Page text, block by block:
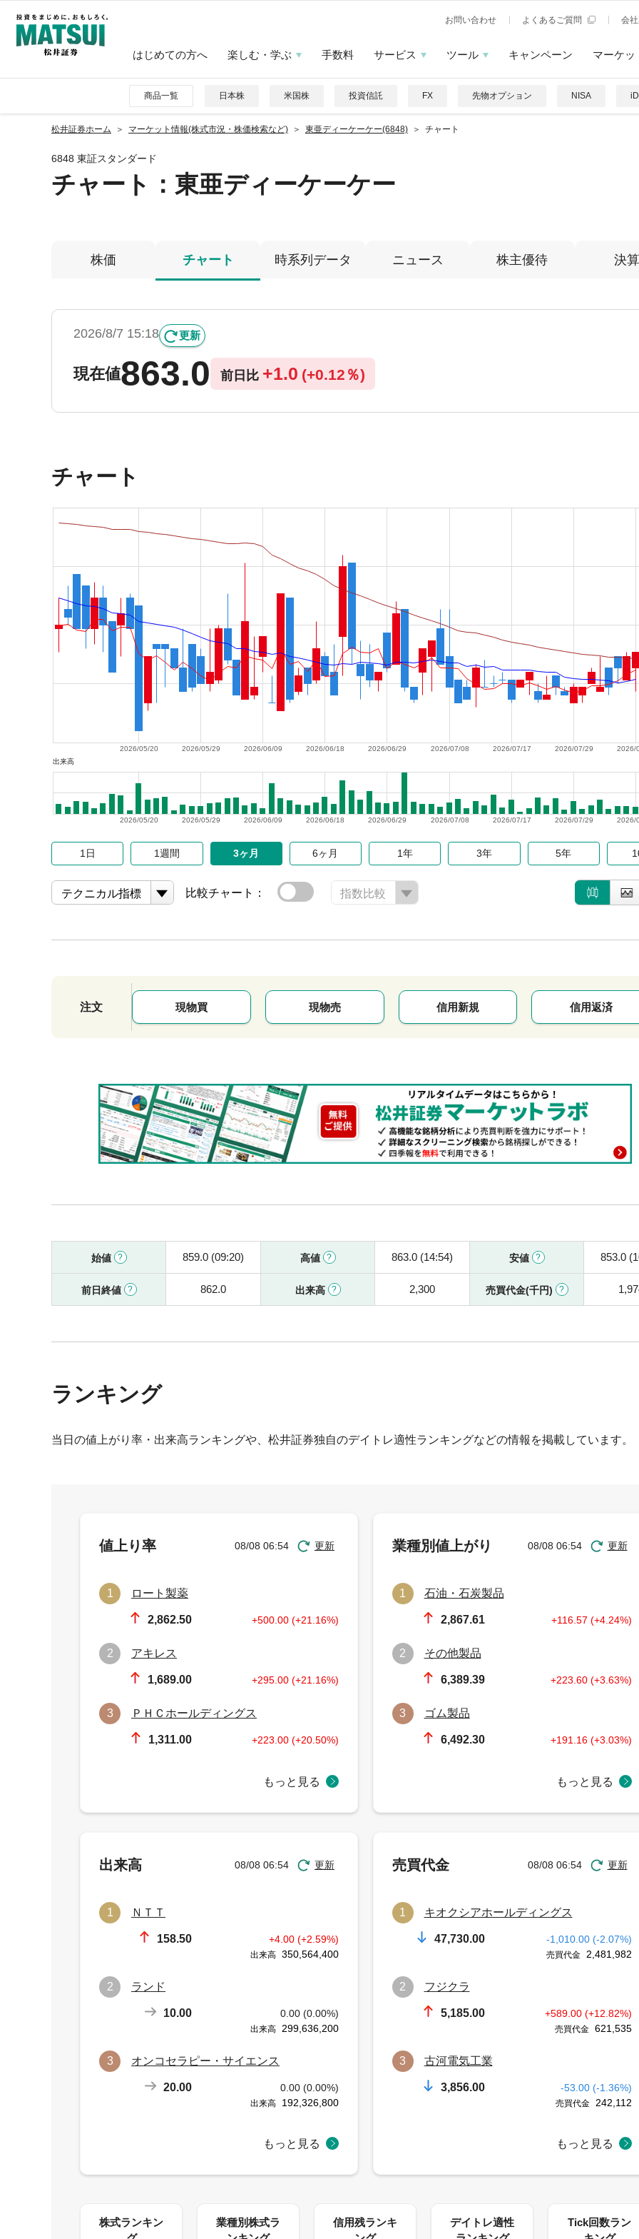
お問い合わせ よくあるご質問 会
はじめての方へ 楽しむ・学ぶ 手数料 サービス ツール キャンペーン マーケッ
商品一覧 日本株 米国株 投資信託 FX 先物オプション NISA
松井証券ホーム マーケット情報(株式市況・株価検索など) 東亜ディーケーケー(6848) チャート
6848 東証スタンダード
チャート： 東亜ディーケーケー
株価 チャート 時系列データ ニュース 株主優待 決算
2026/8/7 15:18 更新
現在値863.0 前日比 +1.0 (+0.12％)
チャート
2026/
2026/07/29
2026/07/17
2026/07/08
2026/06/29
2026/06/18
2026/06/09
2026/05/29
2026/05/20
出来高
2026/
2026/07/29
2026/07/17
2026/07/08
2026/06/29
2026/06/18
2026/06/09
2026/05/29
2026/05/20
1日 1週間 3ヶ月 6ヶ月 1年 3年 5年
テクニカル指標 比較チャート： 指数比較
注文 現物買 現物売 信用新規 信用返済
始値 859.0 (09:20) 高値 863.0 (14:54) 安値 853.0
前日終値 862.0 出来高 2,300 売買代金(千円)
ランキング
当日の値上がり率・出来高ランキングや、松井証券独自のデイトレ適性ランキングなどの情報を掲載しています。